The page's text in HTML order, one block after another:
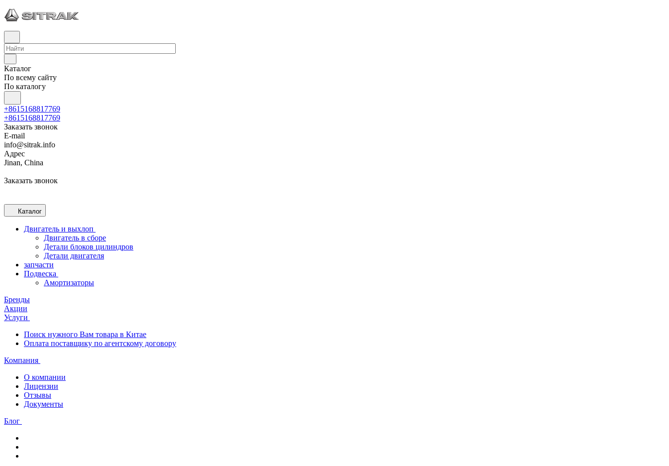
Каталог
По всему сайту
По каталогу
+8615168817769
+8615168817769
Заказать звонок
E-mail
info@sitrak.info
Адрес
Jinan, China
Заказать звонок
Каталог
Двигатель и выхлоп
Двигатель в сборе
Детали блоков цилиндров
Детали двигателя
запчасти
Подвеска
Амортизаторы
Бренды
Акции
Услуги
Поиск нужного Вам товара в Китае
Оплата поставщику по агентскому договору
Компания
О компании
Лицензии
Отзывы
Документы
Блог